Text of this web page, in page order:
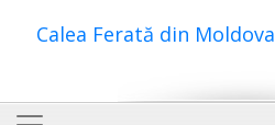
Calea Ferată din Moldova